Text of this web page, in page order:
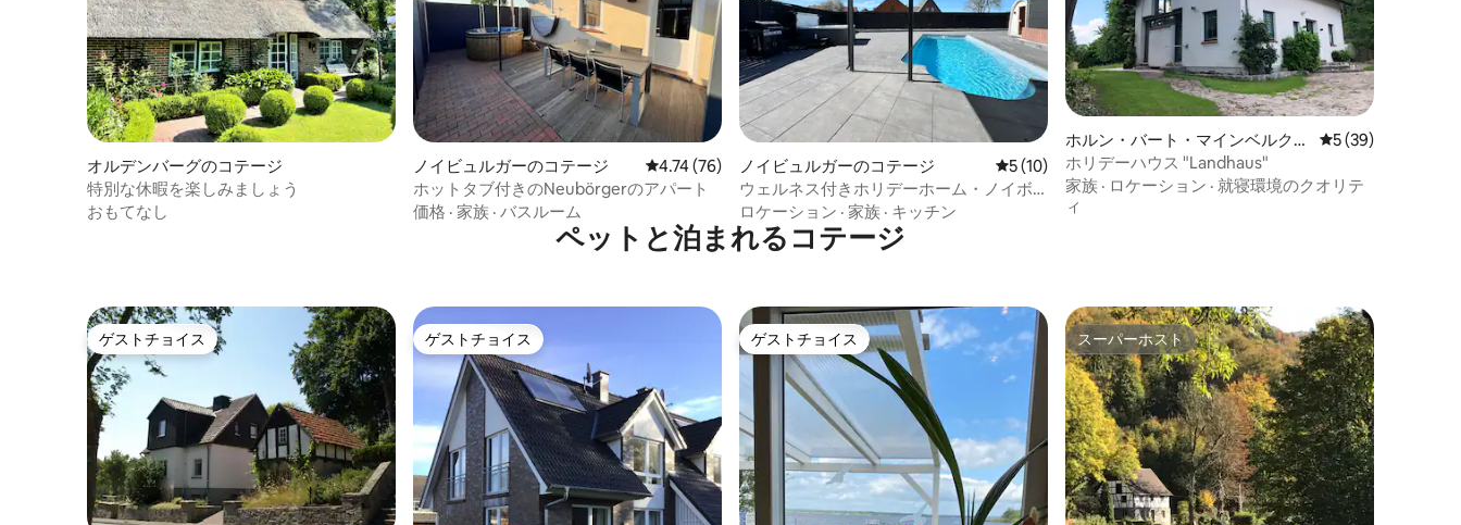
オルデンバーグのコテージ
特別な休暇を楽しみましょう
おもてなし
ノイビュルガーのコテージ レビュー76件、5つ星中4.74つ星の平均評価
4.74 (76)
ホットタブ付きのNeubörgerのアパート
価格 · 家族 · バスルーム
ノイビュルガーのコテージ レビュー10件、5つ星中5つ星の平均評価
5 (10)
ウェルネス付きホリデーホーム・ノイボ
ルガー
ロケーション · 家族 · キッチン
ホルン・バート・マインベルクの
コテージ
レビュー39件、5
5 (39)
ホリデーハウス "Landhaus"
家族 · ロケーション · 就寝環境のクオリテ
ィ
ペットと泊まれるコテージ
ゲストチョイス
ゲストチョイス ゲストチョイス
ゲストチョイス ゲストチョイス
ゲストチョイス スーパーホスト
スーパーホスト